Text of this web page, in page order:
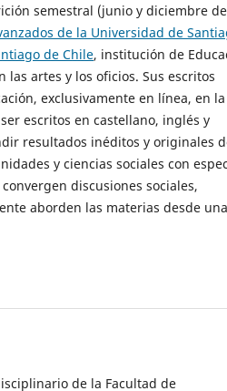
semestral (junio y diciembre de
de la Universidad de
de Chile, institución de
artes y los oficios. Sus escritos
exclusivamente en línea, en la
escritos en castellano, inglés y
resultados inéditos y originales
y ciencias sociales con
discusiones sociales,
aborden las materias desde una
de la Facultad de